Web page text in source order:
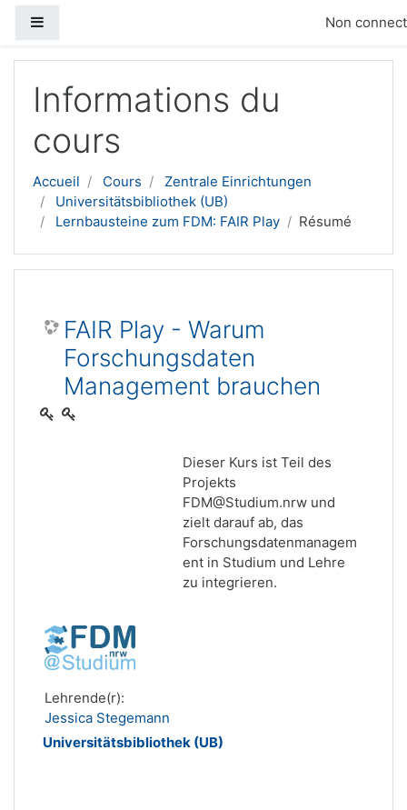
Non
Informations du
cours
Accueil Cours
Zentrale Einrichtungen
Universitätsbibliothek (UB)
Lernbausteine zum FDM: FAIR Play
Résumé
FAIR Play - Warum
Forschungsdaten
Management brauchen
Dieser Kurs ist Teil des
Projekts
FDM@Studium.nrw und
zielt darauf ab, das
Forschungsdatenmanagem
ent in Studium und Lehre
zu integrieren.
Lehrende(r):
Jessica Stegemann
Universitätsbibliothek (UB)